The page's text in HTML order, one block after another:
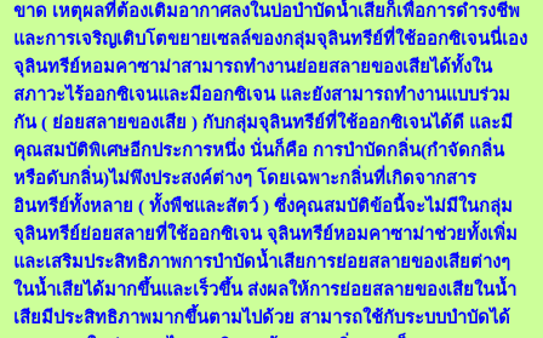
ขาด เหตุผลที่ต้องเติมอากาศลงในบ่อบำบัดน้ำเสียก็เพื่อการดำรงชีพ
และการเจริญเติบโตขยายเซลล์ของกลุ่มจุลินทรีย์ที่ใช้ออกซิเจนนี่เอง
จุลินทรีย์หอมคาซาม่าสามารถทำงานย่อยสลายของเสียได้ทั้งใน
สภาวะไร้ออกซิเจนและมีออกซิเจน และยังสามารถทำงานแบบร่วม
กัน ( ย่อยสลายของเสีย ) กับกลุ่มจุลินทรีย์ที่ใช้ออกซิเจนได้ดี และมี
คุณสมบัติพิเศษอีกประการหนึ่ง นั่นก็คือ การบำบัดกลิ่น(กำจัดกลิ่น
หรือดับกลิ่น)ไม่พึงประสงค์ต่างๆ โดยเฉพาะกลิ่นที่เกิดจากสาร
อินทรีย์ทั้งหลาย ( ทั้งพืชและสัตว์ ) ซึ่งคุณสมบัติข้อนี้จะไม่มีในกลุ่ม
จุลินทรีย์ย่อยสลายที่ใช้ออกซิเจน จุลินทรีย์หอมคาซาม่าช่วยทั้งเพิ่ม
และเสริมประสิทธิภาพการบำบัดน้ำเสียการย่อยสลายของเสียต่างๆ
ในน้ำเสียได้มากขึ้นและเร็วขึ้น ส่งผลให้การย่อยสลายของเสียในน้ำ
เสียมีประสิทธิภาพมากขึ้นตามไปด้วย สามารถใช้กับระบบบำบัดได้